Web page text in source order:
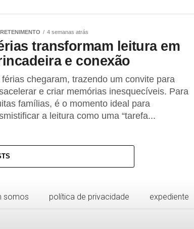
4 semanas atrás
transformam leitura em
e conexão
férias chegaram, trazendo um convite para
e criar memórias inesquecíveis. Para
famílias, é o momento ideal para
a leitura como uma “tarefa...
somos política de privacidade expediente